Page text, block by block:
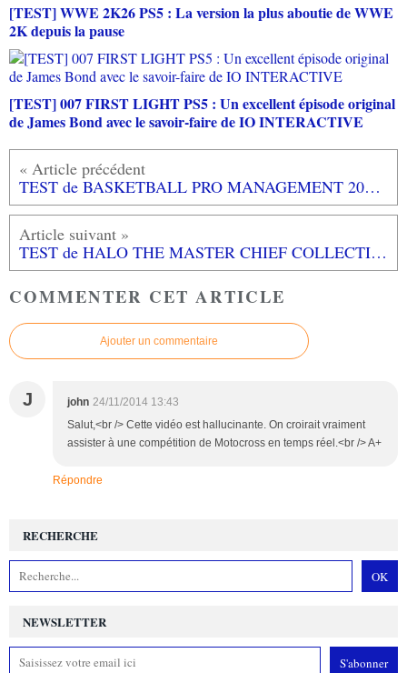
[TEST] WWE 2K26 PS5 : La version la plus aboutie de WWE
2K depuis la pause
[TEST] 007 FIRST LIGHT PS5 : Un excellent épisode original
de James Bond avec le savoir-faire de IO INTERACTIVE
TEST de BASKETBALL PRO MANAGEMENT 2015 sur PC: c'est vous le patron!
TEST de HALO THE MASTER CHIEF COLLECTION (exclusivité XBOX ONE): le menu gargantuesque du masterchef intergalactique!
COMMENTER CET ARTICLE
Ajouter un commentaire
J john 24/11/2014 13:43
Salut,<br /> Cette vidéo est hallucinante. On croirait vraiment
assister à une compétition de Motocross en temps réel.<br /> A+
Répondre
NEWSLETTER
RECHERCHE